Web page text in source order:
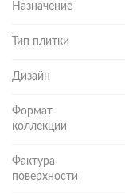
Назначение
Тип плитки
Дизайн
Формат
коллекции
Фактура
поверхности